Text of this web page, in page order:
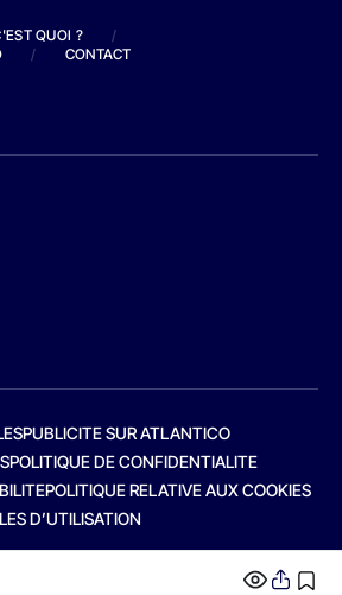
QUOI ?
/
/ CONTACT
PUBLICITE SUR ATLANTICO
POLITIQUE DE CONFIDENTIALITE
POLITIQUE RELATIVE AUX COOKIES
D’UTILISATION